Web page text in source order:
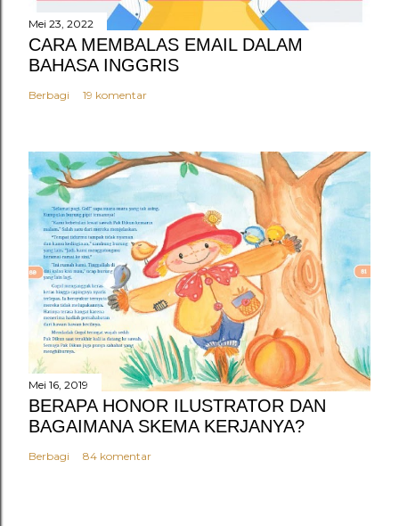
Mei 23, 2022
CARA MEMBALAS EMAIL DALAM
BAHASA INGGRIS
Berbagi 19 komentar
Mei 16, 2019
BERAPA HONOR ILUSTRATOR DAN
BAGAIMANA SKEMA KERJANYA?
Berbagi 84 komentar